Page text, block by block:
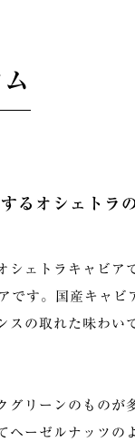
るオシェトラ
シェトラキャビア
です。国産キャビ
の取れた味わい
グリーンのものが
ヘーゼルナッツの